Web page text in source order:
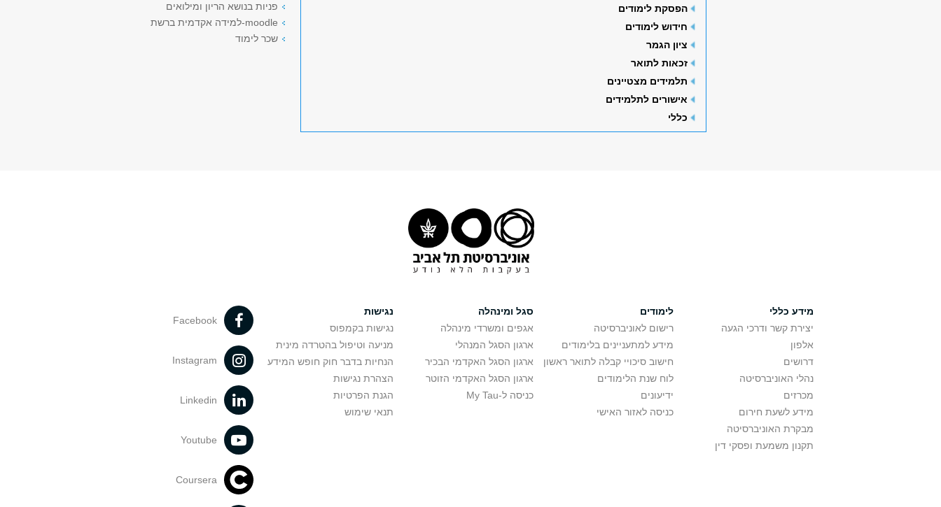
הפסקת לימודים
חידוש לימודים
ציון הגמר
זכאות לתואר
תלמידים מצטיינים
אישורים לתלמידים
כללי
פניות בנושא הריון ומילואים
moodle-למידה אקדמית ברשת
שכר לימוד
מידע כללי
יצירת קשר ודרכי הגעה
אלפון
דרושים
נהלי האוניברסיטה
מכרזים
מידע לשעת חירום
מבקרת האוניברסיטה
תקנון משמעת ופסקי דין
לימודים
רישום לאוניברסיטה
מידע למתעניינים בלימודים
חישוב סיכויי קבלה לתואר ראשון
לוח שנת הלימודים
ידיעונים
כניסה לאזור האישי
סגל ומינהלה
אגפים ומשרדי מינהלה
ארגון הסגל המנהלי
ארגון הסגל האקדמי הבכיר
ארגון הסגל האקדמי הזוטר
כניסה ל-My Tau
נגישות
נגישות בקמפוס
מניעה וטיפול בהטרדה מינית
הנחיות בדבר חוק חופש המידע
הצהרת נגישות
הגנת הפרטיות
תנאי שימוש
Facebook
Instagram
Linkedin
Youtube
Coursera